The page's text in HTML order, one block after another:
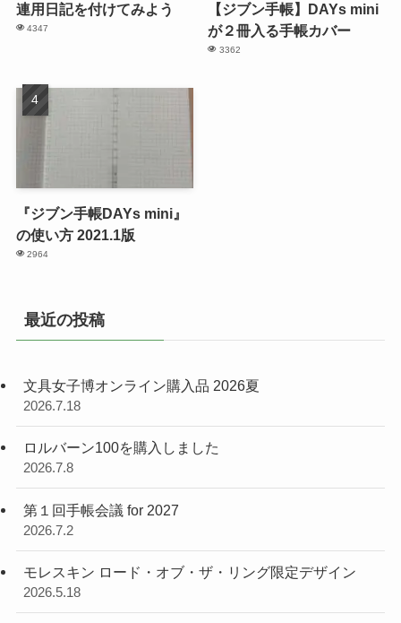
連用日記を付けてみよう
4347
【ジブン手帳】DAYs mini
が２冊入る手帳カバー
3362
『ジブン手帳DAYs mini』
の使い方 2021.1版
2964
最近の投稿
文具女子博オンライン購入品 2026夏
2026.7.18
ロルバーン100を購入しました
2026.7.8
第１回手帳会議 for 2027
2026.7.2
モレスキン ロード・オブ・ザ・リング限定デザイン
2026.5.18